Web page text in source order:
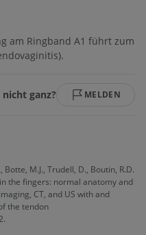
am Ringband A1 führt zum
ganz? MELDEN
M.J., Trudell, D., Boutin, R.D.
the fingers: normal anatomy and
CT, and US with and
the tendon